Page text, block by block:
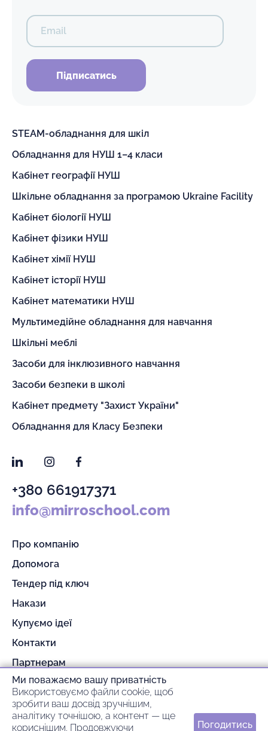
Email
Підписатись
STEAM-обладнання для шкіл
Обладнання для НУШ 1–4 класи
Кабінет географії НУШ
Шкільне обладнання за програмою Ukraine Facility
Кабінет біології НУШ
Кабінет фізики НУШ
Кабінет хімії НУШ
Кабінет історії НУШ
Кабінет математики НУШ
Мультимедійне обладнання для навчання
Шкільні меблі
Засоби для інклюзивного навчання
Засоби безпеки в школі
Кабінет предмету "Захист України"
Обладнання для Класу Безпеки
LinkedInInstagramFacebook
+380 661917371
info@mirroschool.com
Про компанію
Допомога
Тендер під ключ
Накази
Купуємо ідеї
Контакти
Партнерам
Гарантія та повернення
Оплата та доставка
Ми поважаємо вашу приватність
Використовуємо файли cookie, щоб
зробити ваш досвід зручнішим,
аналітику точнішою, а контент — ще
кориснішим. Продовжуючи
Погодитись